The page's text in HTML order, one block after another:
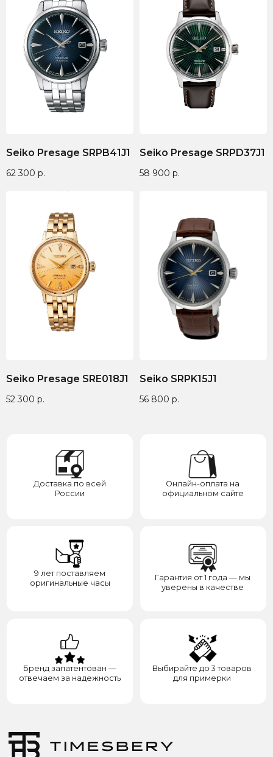
Seiko Presage SRPB41J1
62 300 р.
Seiko Presage SRPD37J1
58 900 р.
Seiko Presage SRE018J1
52 300 р.
Seiko SRPK15J1
56 800 р.